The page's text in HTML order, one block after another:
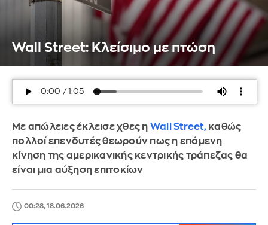
Wall Street: Κλείσιμο με πτώση
Με απώλειες έκλεισε χθες η Wall Street, καθώς
πολλοί επενδυτές θεωρούν πως η επόμενη
κίνηση της αμερικανικής κεντρικής τράπεζας θα
είναι μια αύξηση επιτοκίων
00:28, 18.06.2026